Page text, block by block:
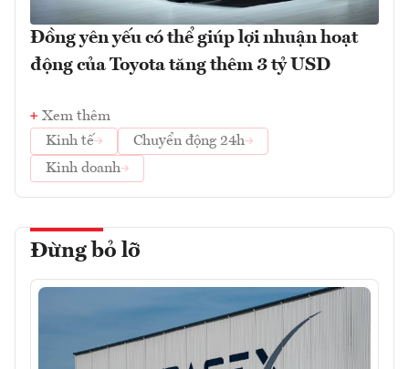
Đồng yên yếu có thể giúp lợi nhuận hoạt
động của Toyota tăng thêm 3 tỷ USD
Xem thêm
Kinh tế
Chuyển động 24h
Kinh doanh
Đừng bỏ lỡ